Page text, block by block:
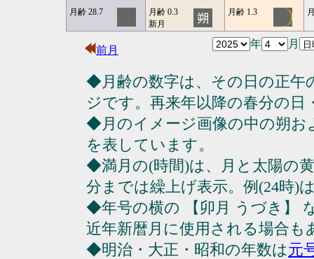
月齢 28.7
月齢 0.3
新月
月齢 1.3
前月
年 月
◆月齢の数字は、その日の正午
ジです。再来年以降の春分の日
◆月のイメージ画像の中の朔
を表しています。
◆満月の(時間)は、月と太陽の
分までは繰上げ表示。例(24時)
◆年号の横の 【卯月 うづき】
近年新暦月に使用される場合も
◆明治・大正・昭和の年数は元